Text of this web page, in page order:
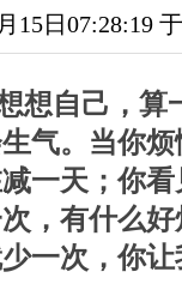
15日07:28:19
想自己，算
气。当你
一天；你
，有什么
一次，你